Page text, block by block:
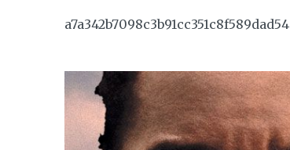
a7a342b7098c3b91cc351c8f589dad54